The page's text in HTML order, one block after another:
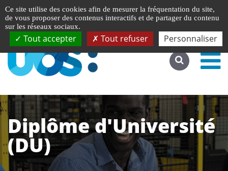
Accéder au site complet English
Diplôme d'Université
(DU)
Ce site utilise des cookies afin de mesurer la fréquentation du site,
de vous proposer des contenus interactifs et de partager du contenu
sur les réseaux sociaux.
Tout accepter Tout refuser Personnaliser